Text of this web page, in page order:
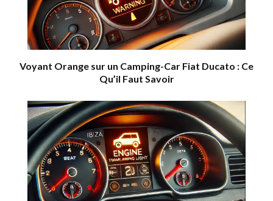
Voyant Orange sur un Camping-Car Fiat Ducato : Ce
Qu’il Faut Savoir